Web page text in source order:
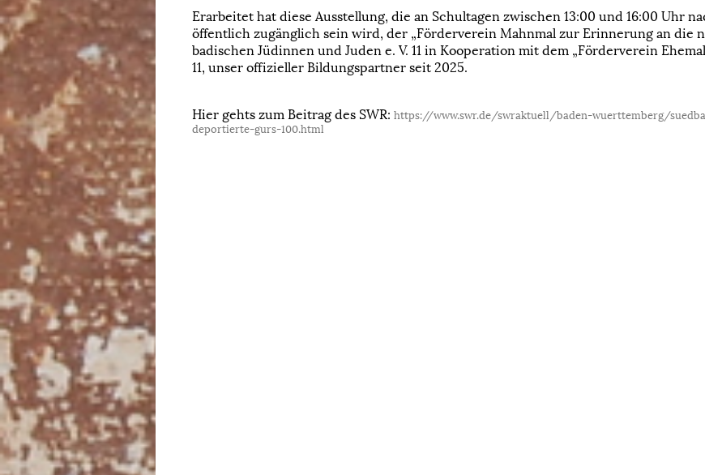
Erarbeitet hat diese Ausstellung, die an Schultagen zwischen 13:00 und 16:00 Uhr
öffentlich zugänglich sein wird, der „Förderverein Mahnmal zur Erinnerung an die
badischen Jüdinnen und Juden e. V. 11 in Kooperation mit dem „Förderverein
11, unser offizieller Bildungspartner seit 2025.
Hier gehts zum Beitrag des SWR: https://www.swr.de/swraktuell/baden-wuerttemberg/
deportierte-gurs-100.html